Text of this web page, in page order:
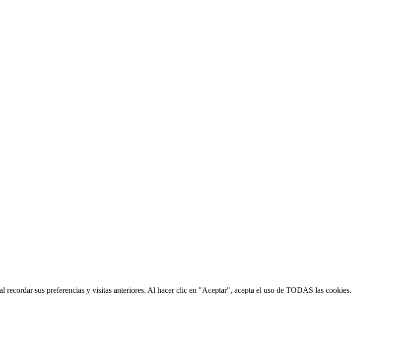
recordar sus preferencias y visitas anteriores. Al hacer clic en "Aceptar", acepta el uso de TODAS las cookies.